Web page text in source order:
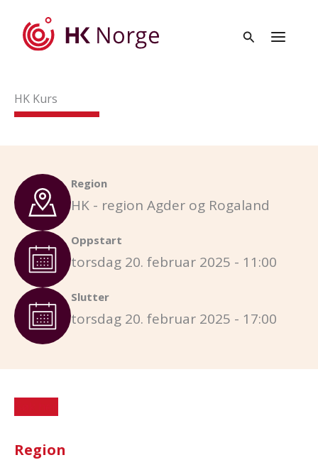
HK Kurs
Region
HK - region Agder og Rogaland
Oppstart
torsdag 20. februar 2025 - 11:00
Slutter
torsdag 20. februar 2025 - 17:00
Region